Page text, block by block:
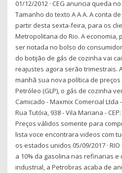
01/12/2012 · CEG anuncia queda
Tamanho do texto A A A. A conta
partir desta sexta-feira, para os
Metropolitana do Rio. A economia,
ser notada no bolso do
do botijão de gás de cozinha vai
reajustes agora serão trimestrais.
manhã sua nova política de
Petróleo (GLP), o gás de cozinha
Camicado - Maxmix Comercial Ltda
Rua Tutóia, 938 - Vila Mariana -
Preços válidos somente para
lista voce encontrara videos com
os estados unidos 05/09/2017 ·
a 10% da gasolina nas refinarias e
industrial, a Petrobras acaba de